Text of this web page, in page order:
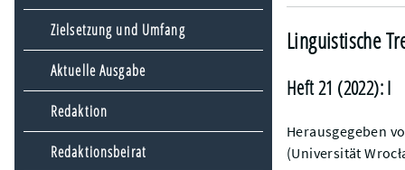
Zielsetzung und Umfang
Aktuelle Ausgabe
Redaktion
Redaktionsbeirat
Linguistische
Heft 21 (2022): I
Herausgegeben
(Universität